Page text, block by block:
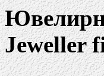
Jeweller